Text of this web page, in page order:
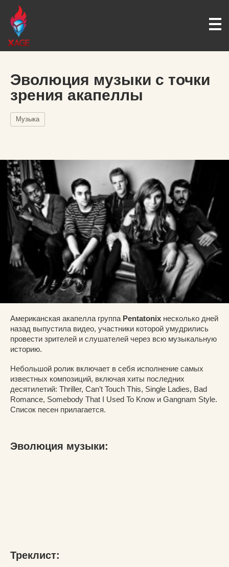
Эволюция музыки с точки
зрения акапеллы
Музыка
Американская акапелла группа Pentatonix несколько дней
назад выпустила видео, участники которой умудрились
провести зрителей и слушателей через всю музыкальную
историю.
Небольшой ролик включает в себя исполнение самых
известных композиций, включая хиты последних
десятилетий: Thriller, Can’t Touch This, Single Ladies, Bad
Romance, Somebody That I Used To Know и Gangnam Style.
Список песен прилагается.
Эволюция музыки:
Треклист: